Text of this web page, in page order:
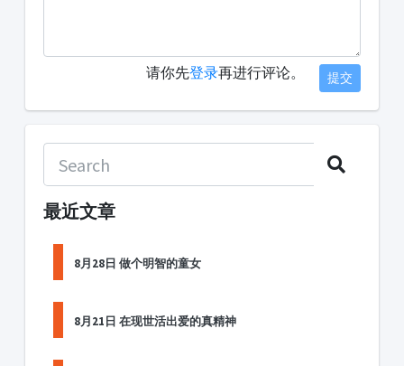
请你先登录再进行评论。 提交
最近文章
8月28日 做个明智的童女
8月21日 在现世活出爱的真精神